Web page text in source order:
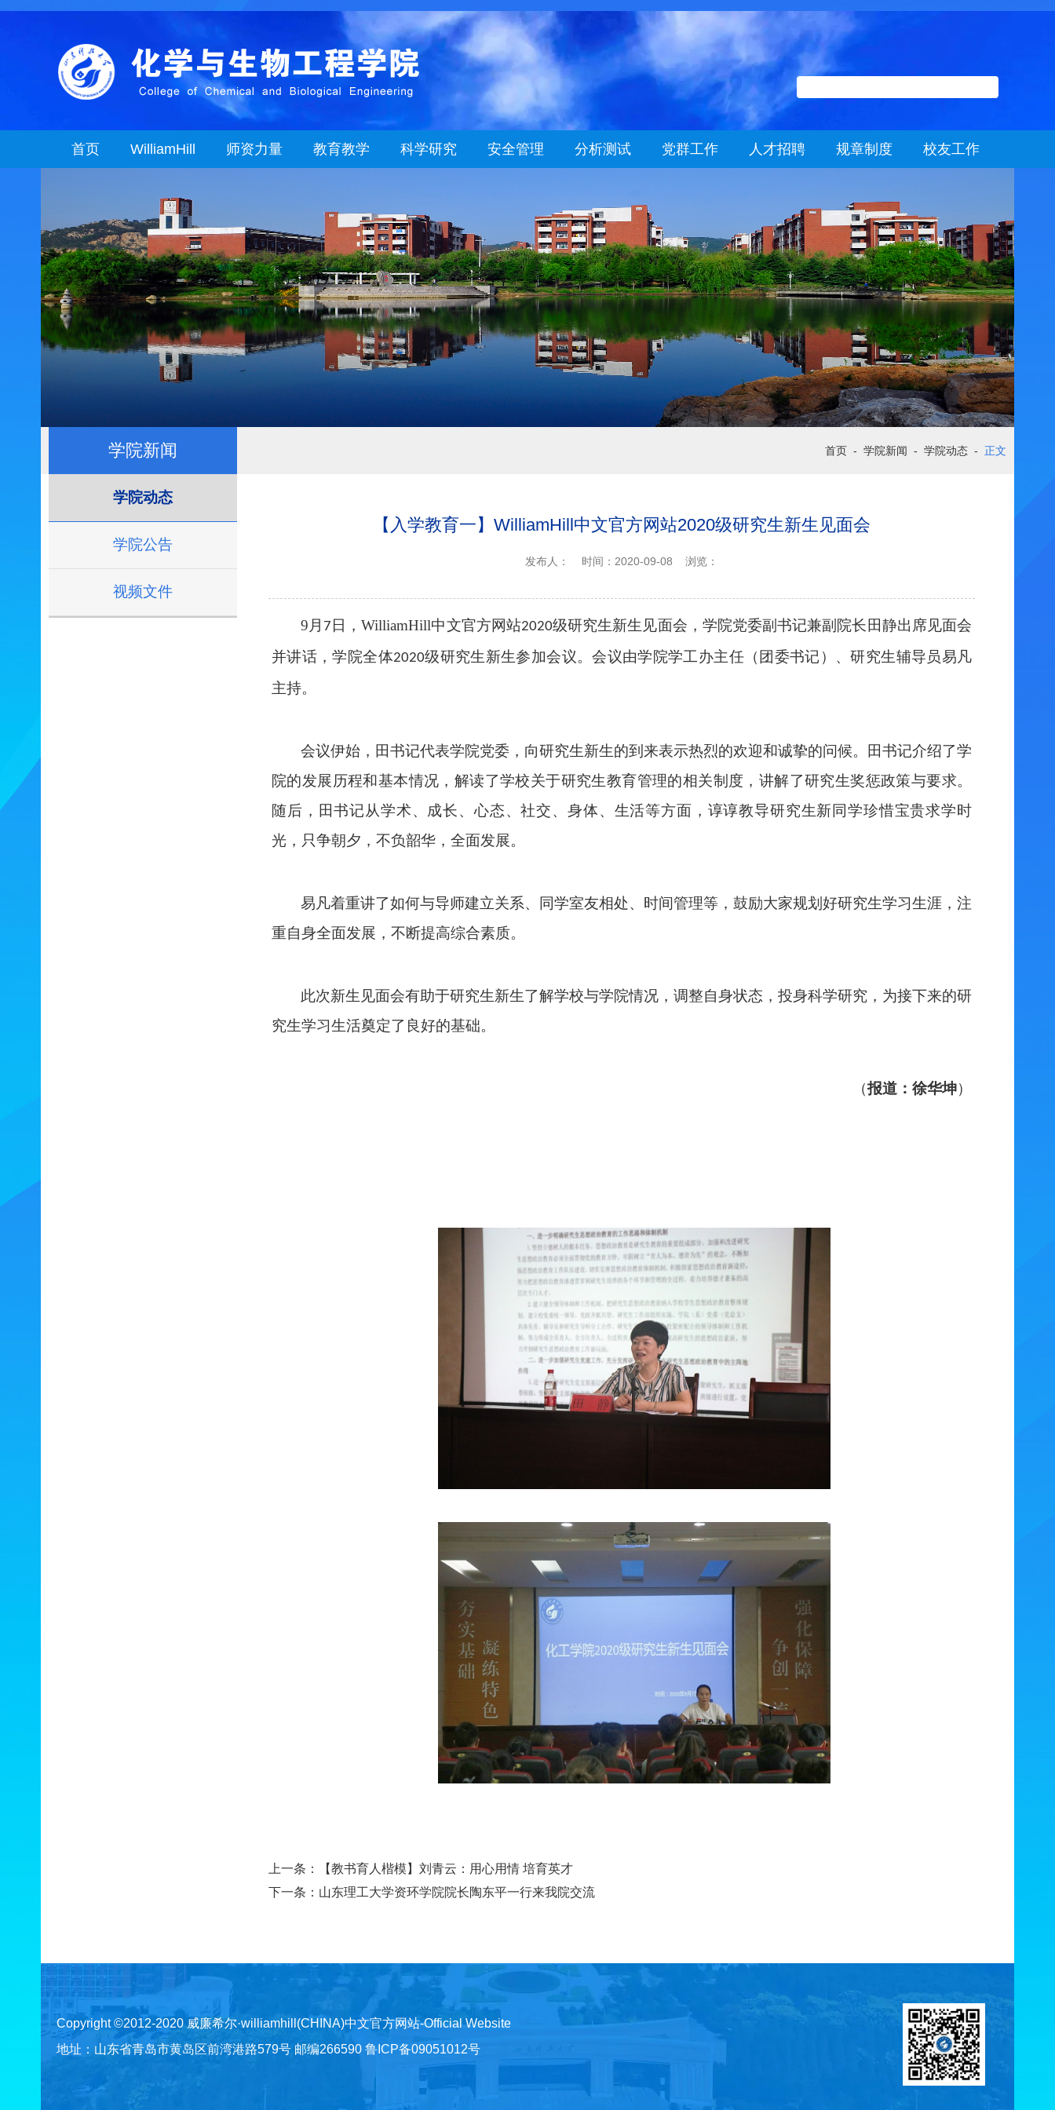
首页 WilliamHill 师资力量 教育教学 科学研究 安全管理 分析测试 党群工作 人才招聘 规章制度 校友工作
学院新闻 首页 - 学院新闻 - 学院动态 - 正文
学院动态
学院公告
视频文件
【入学教育一】WilliamHill中文官方网站2020级研究生新生见面会
发布人： 时间：2020-09-08 浏览：
9 月 7 日，WilliamHill中文官方网站2020级研究生新生见面会，学院党委副书记兼副院长田静出席见面会
并讲话，学院全体2020级研究生新生参加会议。会议由学院学工办主任（团委书记）、研究生辅导员易凡
主持。
会议伊始，田书记代表学院党委，向研究生新生的到来表示热烈的欢迎和诚挚的问候。田书记介绍了学
院的发展历程和基本情况，解读了学校关于研究生教育管理的相关制度，讲解了研究生奖惩政策与要求。
随后，田书记从学术、成长、心态、社交、身体、生活等方面，谆谆教导研究生新同学珍惜宝贵求学时
光，只争朝夕，不负韶华，全面发展。
易凡着重讲了如何与导师建立关系、同学室友相处、时间管理等，鼓励大家规划好研究生学习生涯，注
重自身全面发展，不断提高综合素质。
此次新生见面会有助于研究生新生了解学校与学院情况，调整自身状态，投身科学研究，为接下来的研
究生学习生活奠定了良好的基础。
（报道：徐华坤）
上一条：
【教书育人楷模】刘青云：用心用情 培育英才
下一条： 山东理工大学资环学院院长陶东平一行来我院交流
Copyright ©2012-2020 威廉希尔·williamhill(CHINA)中文官方网站-Official Website
地址：山东省青岛市黄岛区前湾港路579号 邮编266590 鲁ICP备09051012号